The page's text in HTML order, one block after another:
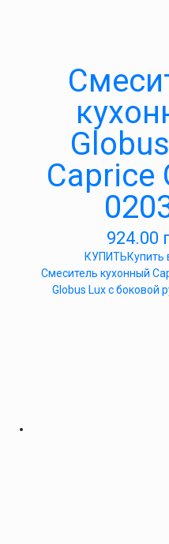
Caprice
924.00
КУПИТЬКупить
Смеситель кухонный
Globus Lux с боковой